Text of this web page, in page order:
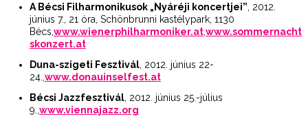
A Bécsi Filharmonikusok „Nyáréji koncertjei” , 2012.
június 7., 21 óra, Schönbrunni kastélypark, 1130
Bécs, www.wienerphilharmoniker.atwww.sommernacht
skonzert.at
Duna-szigeti Fesztivál , 2012. június 22-
24., www.donauinselfest.at
Bécsi Jazzfesztivál , 2012. június 25.-július
9., www.viennajazz.org